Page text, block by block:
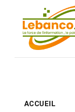
ACCUEIL